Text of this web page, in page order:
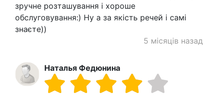
зручне розташування і хороше
обслуговування:) Ну а за якість речей і самі
знаєте))
5 місяців назад
Наталья Федюнина